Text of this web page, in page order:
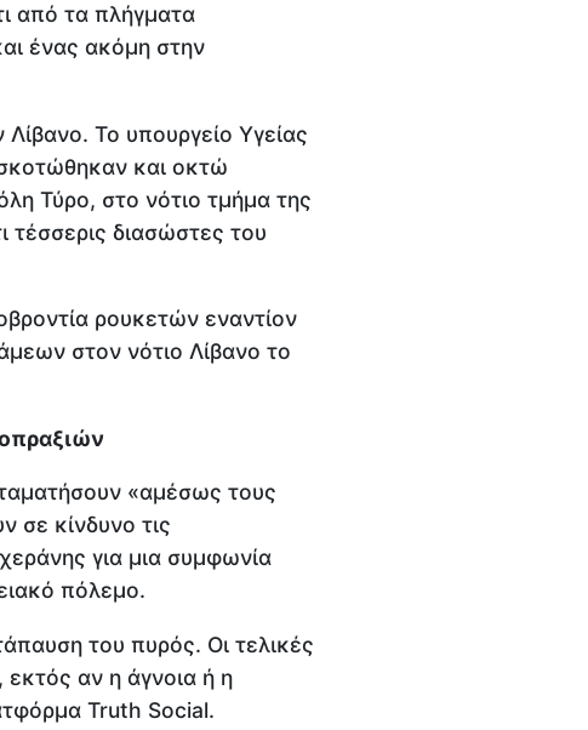
από τα πλήγματα
ένας ακόμη στην
Το υπουργείο Υγείας
και οκτώ
Τύρο, στο νότιο τμήμα της
διασώστες του
ρουκετών εναντίον
στον νότιο Λίβανο το
«αμέσως τους
σε κίνδυνο τις
για μια συμφωνία
πόλεμο.
του πυρός. Οι τελικές
εκτός αν η άγνοια ή η
Truth Social.